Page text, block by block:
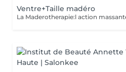
Ventre+Taille madéro